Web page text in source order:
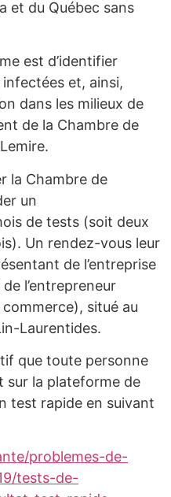
et du Québec sans
est d’identifier
et, ainsi,
dans les milieux de
de la Chambre de
la Chambre de
un
de tests (soit deux
Un rendez-vous leur
de l’entreprise
l’entrepreneur
situé au
Laurentides.
que toute personne
sur la plateforme de
test rapide en suivant
problemes-de-
tests-de-